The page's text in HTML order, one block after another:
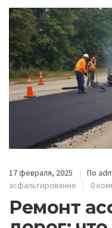
17 февраля, 2025 По
асфальтирование
0
Ремонт